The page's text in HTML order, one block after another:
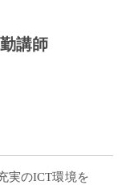
講師
実のICT環境を